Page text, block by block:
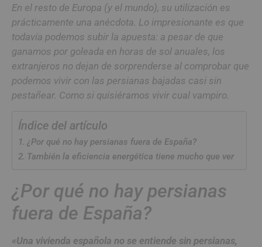
En el resto de Europa (y el mundo), su utilización es
prácticamente una anécdota. Lo impresionante es que
todavía podemos subir la apuesta: a pesar de que
ganamos por goleada en horas de sol anuales, los
extranjeros no dejan de sorprenderse al comprobar que
podemos vivir con las persianas bajadas casi sin
pestañear. Como si quisiéramos vivir cual vampiro.
Índice del artículo
¿Por qué no hay persianas fuera de España?
También la eficiencia energética tiene mucho que ver
¿Por qué no hay persianas
fuera de España?
«Una vivienda española no se entiende sin persianas,